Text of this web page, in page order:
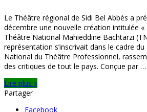
Le Théâtre régional de Sidi Bel Abbès a
décembre une nouvelle création intitulée «
Théâtre National Mahieddine Bachtarzi
représentation s’inscrivait dans le cadre
National du Théâtre Professionnel,
des critiques de tout le pays. Conçue par …
Lire plus »
Partager
Facebook